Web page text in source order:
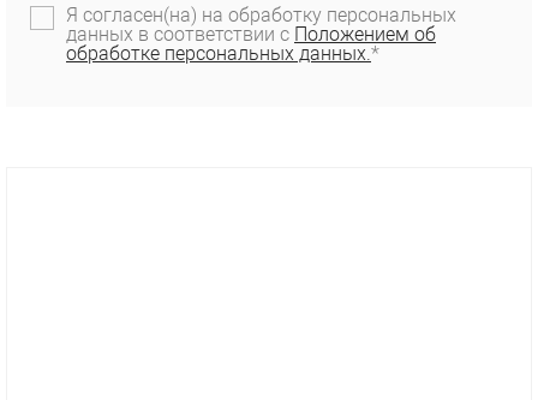
Я согласен(на) на обработку персональных
данных в соответствии с Положением об
обработке персональных данных.*